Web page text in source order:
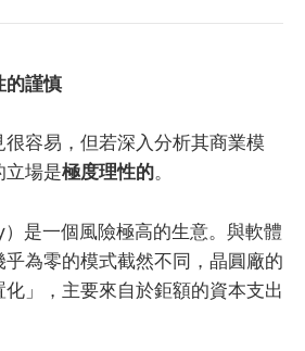
的謹慎
容易，但若深入分析其商業模
立場是極度理性的。
是一個風險極高的生意。與軟體
為零的模式截然不同，晶圓廠的
」，主要來自於鉅額的資本支出